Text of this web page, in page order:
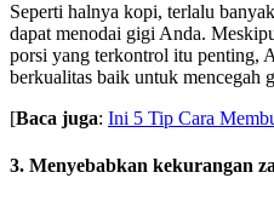
Seperti halnya kopi, terlalu
dapat menodai gigi Anda.
porsi yang terkontrol itu penting,
berkualitas baik untuk mencegah
[Baca juga: Ini 5 Tip Cara
3. Menyebabkan kekurangan